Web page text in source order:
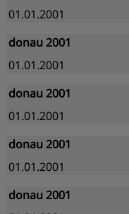
01.01.2001
donau 2001
01.01.2001
donau 2001
01.01.2001
donau 2001
01.01.2001
donau 2001